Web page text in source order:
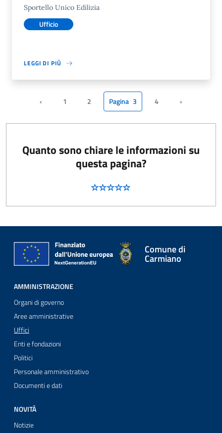
Sportello Unico Edilizia
Ufficio
LEGGI DI PIÙ
‹Pagina precedente
1 2 Pagina 3 4 Pagina
›
Quanto sono chiare le informazioni su
questa pagina?
Comune di
Carmiano
AMMINISTRAZIONE
Organi di governo
Aree amministrative
Uffici
Enti e fondazioni
Politici
Personale amministrativo
Documenti e dati
NOVITÀ
Notizie